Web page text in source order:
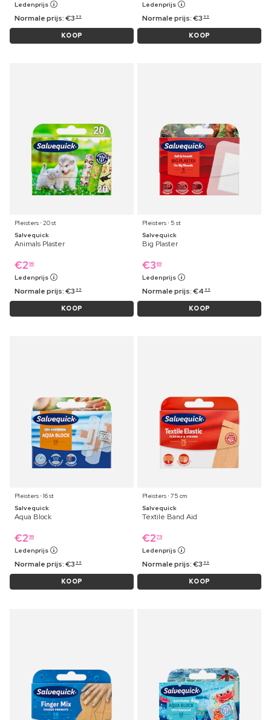
Ledenprijs
Normale prijs:€3 99
KOOP
Ledenprijs
Normale prijs:€3 99
KOOP
Pleisters ⋅ 20 st
Salvequick
Animals Plaster
€2 99
Ledenprijs
Normale prijs:€3 99
KOOP
Pleisters ⋅ 5 st
Salvequick
Big Plaster
€3 69
Ledenprijs
Normale prijs:€4 99
KOOP
Pleisters ⋅ 16 st
Salvequick
Aqua Block
€2 99
Ledenprijs
Normale prijs:€3 99
KOOP
Pleisters ⋅ 75 cm
Salvequick
Textile Band Aid
€2 79
Ledenprijs
Normale prijs:€3 99
KOOP